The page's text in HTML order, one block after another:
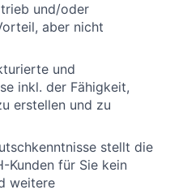
und/oder
aber nicht
und
inkl. der Fähigkeit,
erstellen und zu
stellt die
Kunden für Sie kein
weitere